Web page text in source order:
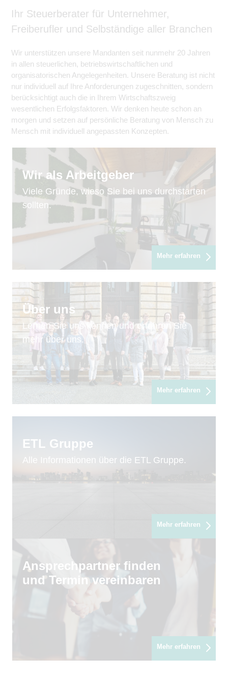
Ihr Steuerberater für Unternehmer,
Freiberufler und Selbständige aller Branchen
Wir unterstützen unsere Mandanten seit nunmehr 20 Jahren
in allen steuerlichen, betriebswirtschaftlichen und
organisatorischen Angelegenheiten. Unsere Beratung ist nicht
nur individuell auf Ihre Anforderungen zugeschnitten, sondern
berücksichtigt auch die in Ihrem Wirtschaftszweig
wesentlichen Erfolgsfaktoren. Wir denken heute schon an
morgen und setzen auf persönliche Beratung von Mensch zu
Mensch mit individuell angepassten Konzepten.
Wir als Arbeitgeber
Viele Gründe, wieso Sie bei uns durchstarten
sollten.
Mehr erfahren
Über uns
Lernen Sie uns kennen und erfahren Sie
mehr über uns.
Mehr erfahren
ETL Gruppe
Alle Informationen über die ETL Gruppe.
Mehr erfahren
Ansprechpartner finden
und Termin vereinbaren
Mehr erfahren